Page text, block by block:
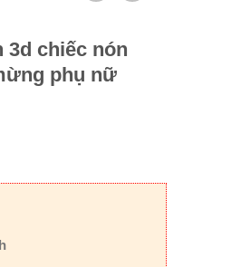
3d chiếc nón
phụ nữ